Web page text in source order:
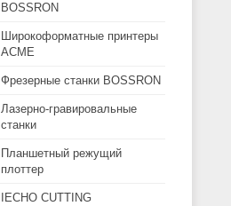
BOSSRON
Широкоформатные принтеры
ACME
Фрезерные станки BOSSRON
Лазерно-гравировальные
станки
Планшетный режущий
плоттер
IECHO CUTTING